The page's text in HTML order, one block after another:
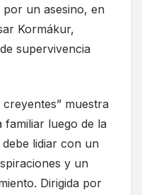
por un asesino, en
Kormákur,
supervivencia
muestra
familiar luego de la
lidiar con un
y un
Dirigida por